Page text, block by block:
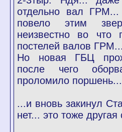
отдельно вал
повело этим
неизвестно во что
постелей валов ГРМ...
Но новая ГБЦ
после чего
проломило поршень...
...и вновь закинул
нет... это тоже другая